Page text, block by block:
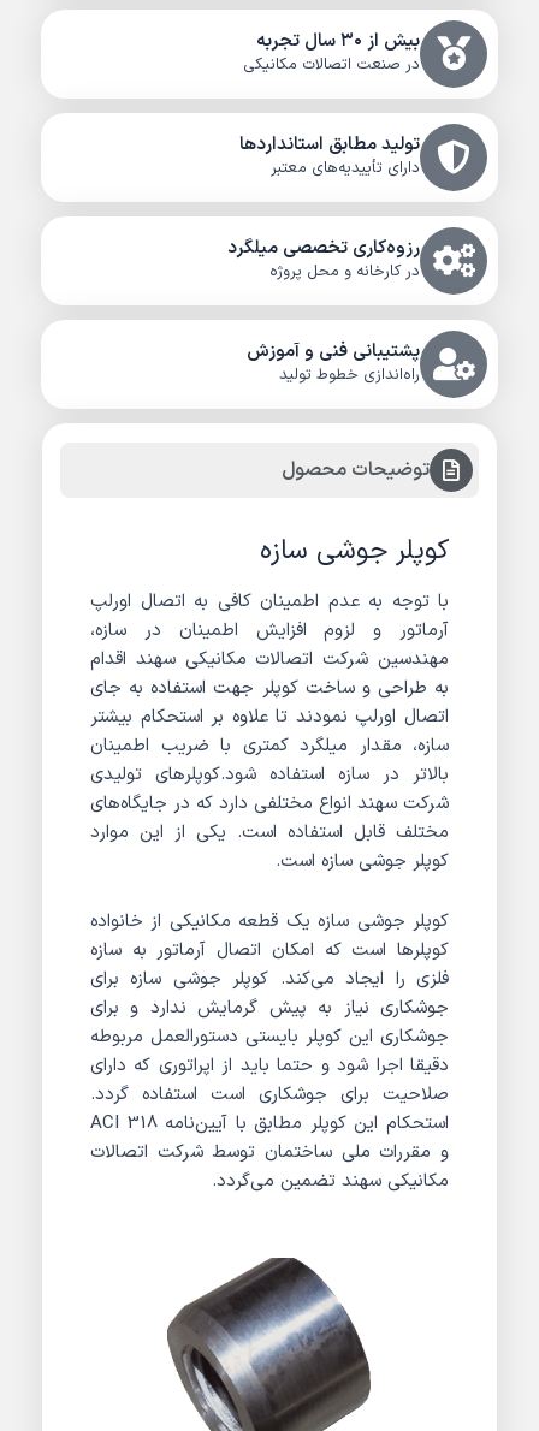
بیش از ۳۰ سال تجربه
در صنعت اتصالات مکانیکی
تولید مطابق استانداردها
دارای تأییدیه‌های معتبر
رزوه‌کاری تخصصی میلگرد
در کارخانه و محل پروژه
پشتیبانی فنی و آموزش
راه‌اندازی خطوط تولید
توضیحات محصول
کوپلر جوشی سازه
با توجه به عدم اطمینان کافی به اتصال اورلپ
آرماتور و لزوم افزایش اطمینان در سازه،
مهندسین شرکت اتصالات مکانیکی سهند اقدام
به طراحی و ساخت کوپلر جهت استفاده به جای
اتصال اورلپ نمودند تا علاوه بر استحکام بیشتر
سازه، مقدار میلگرد کمتری با ضریب اطمینان
بالاتر در سازه استفاده شود.کوپلرهای تولیدی
شرکت سهند انواع مختلفی دارد که در جایگاه‌های
مختلف قابل استفاده است. یکی از این موارد
کوپلر جوشی سازه است.
کوپلر جوشی سازه یک قطعه مکانیکی از خانواده
کوپلرها است که امکان اتصال آرماتور به سازه
فلزی را ایجاد می‌کند. کوپلر جوشی سازه برای
جوشکاری نیاز به پیش گرمایش ندارد و برای
جوشکاری این کوپلر بایستی دستورالعمل مربوطه
دقیقا اجرا شود و حتما باید از اپراتوری که دارای
صلاحیت برای جوشکاری است استفاده گردد.
استحکام این کوپلر مطابق با آیین‌نامه ACI 318
و مقررات ملی ساختمان توسط شرکت اتصالات
مکانیکی سهند تضمین می‌گردد.